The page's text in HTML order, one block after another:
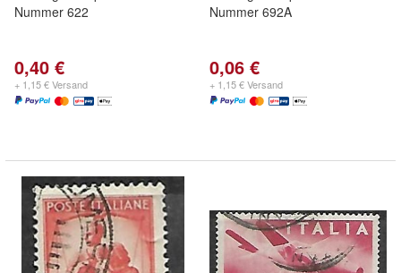
Nummer 622
0,40 €
+ 1,15 € Versand
Nummer 692A
0,06 €
+ 1,15 € Versand